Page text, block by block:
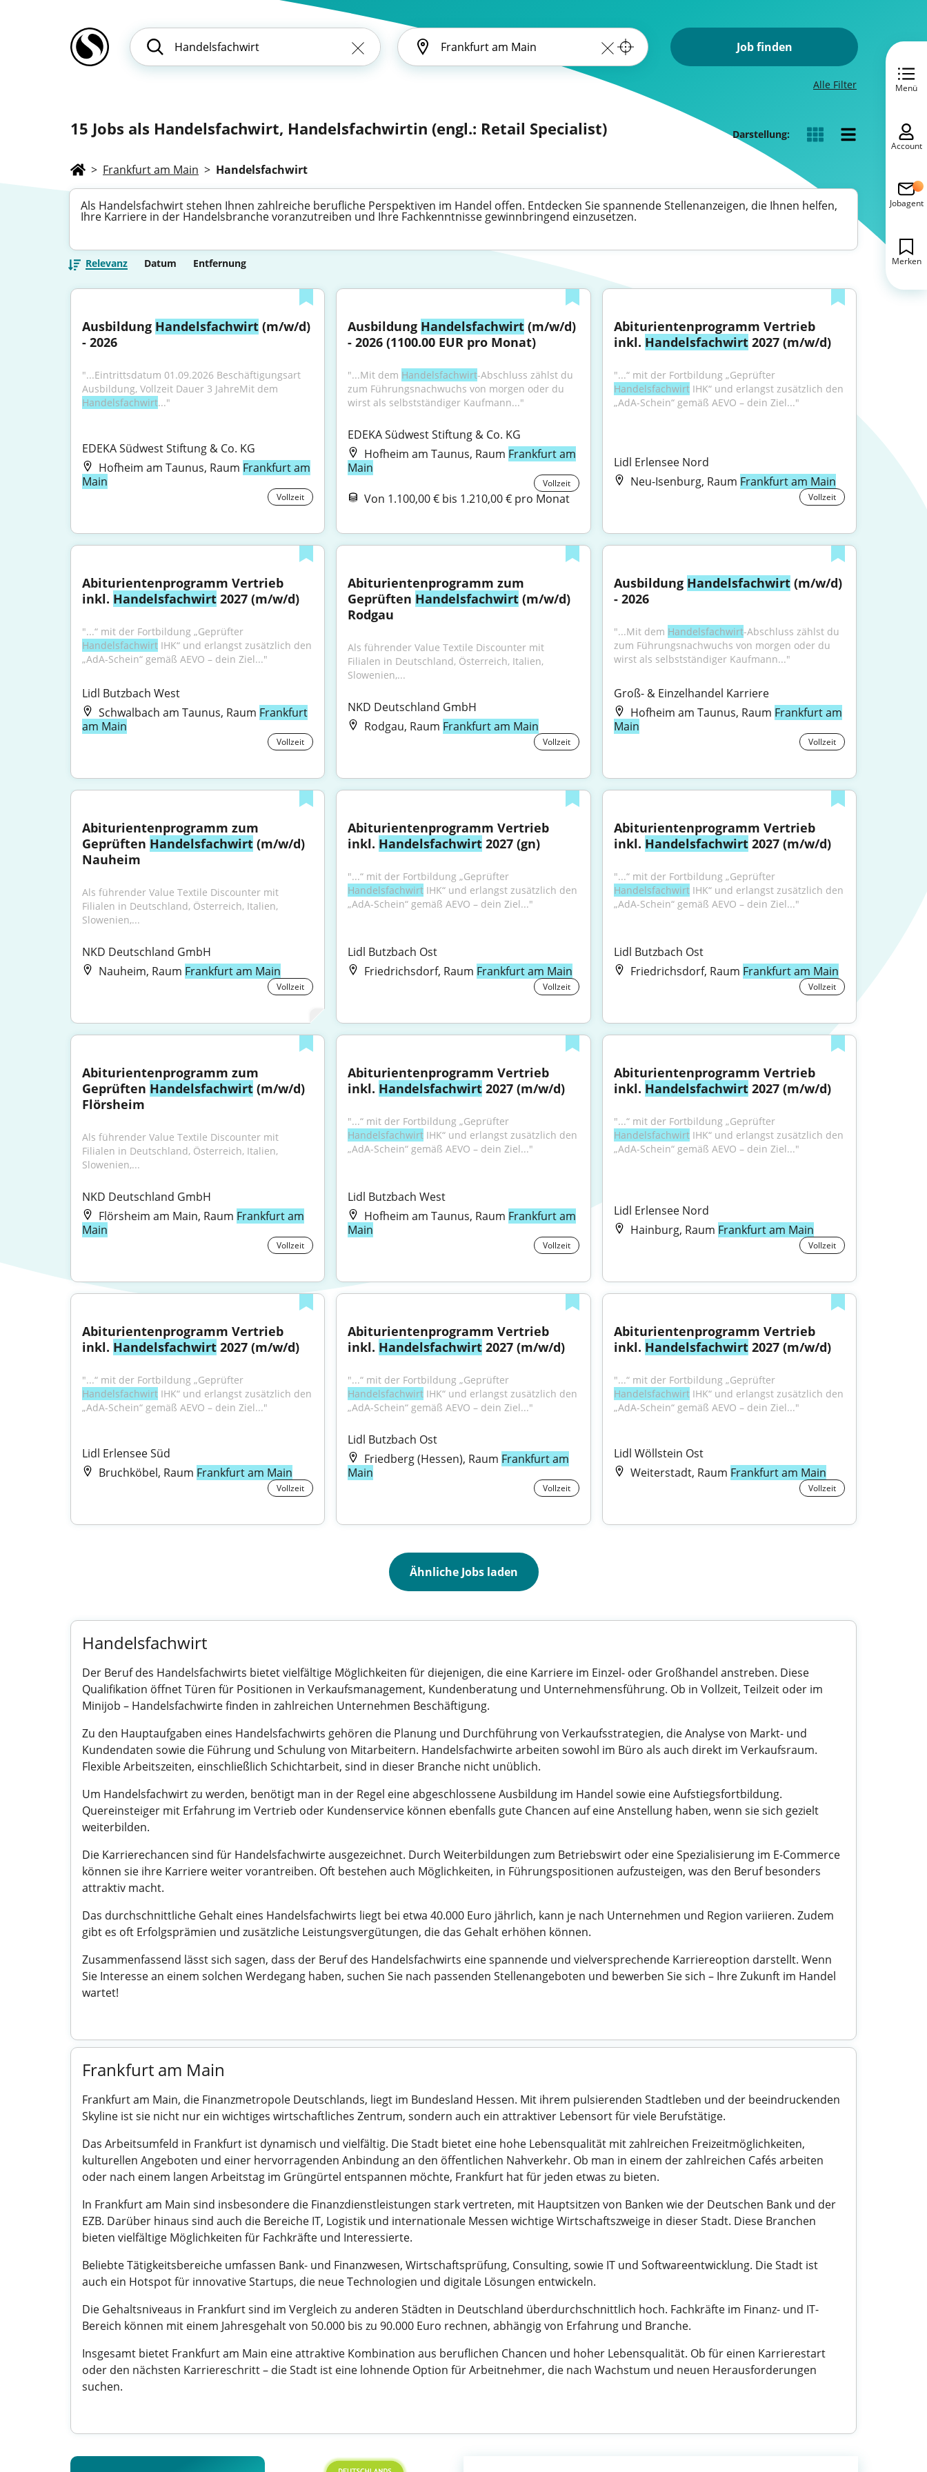
Job finden
Alle Filter
15 Jobs als Handelsfachwirt, Handelsfachwirtin (engl.: Retail Specialist) Darstellung:
> Frankfurt am Main > Handelsfachwirt
Als Handelsfachwirt stehen Ihnen zahlreiche berufliche Perspektiven im Handel offen. Entdecken Sie spannende Stellenanzeigen, die Ihnen helfen,
Ihre Karriere in der Handelsbranche voranzutreiben und Ihre Fachkenntnisse gewinnbringend einzusetzen.
Relevanz Datum Entfernung
Ausbildung Handelsfachwirt (m/w/d)
- 2026
"...Eintrittsdatum 01.09.2026 Beschäftigungsart
Handelsfachwirt..."
EDEKA Südwest Stiftung & Co. KG
Hofheim am Taunus, Raum Frankfurt am
Main
Vollzeit
Ausbildung Handelsfachwirt (m/w/d)
- 2026 (1100.00 EUR pro Monat)
"...Mit dem Handelsfachwirt-Abschluss zählst du
zum Führungsnachwuchs von morgen oder du
wirst als selbstständiger Kaufmann..."
EDEKA Südwest Stiftung & Co. KG
Hofheim am Taunus, Raum Frankfurt am
Main
Vollzeit
Von 1.100,00 € bis 1.210,00 € pro Monat
Abiturientenprogramm Vertrieb
inkl. Handelsfachwirt 2027 (m/w/d)
"...“ mit der Fortbildung „Geprüfter
Handelsfachwirt IHK“ und erlangst zusätzlich den
„AdA-Schein“ gemäß AEVO – dein Ziel..."
Lidl Erlensee Nord
Neu-Isenburg, Raum Frankfurt am Main
Vollzeit
Abiturientenprogramm Vertrieb
inkl. Handelsfachwirt 2027 (m/w/d)
Handelsfachwirt IHK“ und erlangst zusätzlich den
„AdA-Schein“ gemäß AEVO – dein Ziel..."
Lidl Butzbach West
Schwalbach am Taunus, Raum Frankfurt
am Main
Vollzeit
Abiturientenprogramm zum
Geprüften Handelsfachwirt (m/w/d)
Rodgau
Als führender Value Textile Discounter mit
Filialen in Deutschland, Österreich, Italien,
Slowenien,...
NKD Deutschland GmbH
Rodgau, Raum Frankfurt am Main
Vollzeit
Ausbildung Handelsfachwirt (m/w/d)
- 2026
"...Mit dem Handelsfachwirt-Abschluss zählst du
zum Führungsnachwuchs von morgen oder du
wirst als selbstständiger Kaufmann..."
Groß- & Einzelhandel Karriere
Hofheim am Taunus, Raum Frankfurt am
Main
Vollzeit
Abiturientenprogramm zum
Geprüften Handelsfachwirt (m/w/d)
Nauheim
Als führender Value Textile Discounter mit
Filialen in Deutschland, Österreich, Italien,
Slowenien,...
NKD Deutschland GmbH
Nauheim, Raum Frankfurt am Main
Vollzeit
Abiturientenprogramm Vertrieb
inkl. Handelsfachwirt 2027 (gn)
Handelsfachwirt IHK“ und erlangst zusätzlich den
„AdA-Schein“ gemäß AEVO – dein Ziel..."
Lidl Butzbach Ost
Friedrichsdorf, Raum Frankfurt am Main
Vollzeit
Abiturientenprogramm Vertrieb
inkl. Handelsfachwirt 2027 (m/w/d)
"...“ mit der Fortbildung „Geprüfter
Handelsfachwirt IHK“ und erlangst zusätzlich den
„AdA-Schein“ gemäß AEVO – dein Ziel..."
Lidl Butzbach Ost
Friedrichsdorf, Raum Frankfurt am Main
Vollzeit
Abiturientenprogramm zum
Geprüften Handelsfachwirt (m/w/d)
Flörsheim
Als führender Value Textile Discounter mit
Filialen in Deutschland, Österreich, Italien,
Slowenien,...
NKD Deutschland GmbH
Flörsheim am Main, Raum Frankfurt am
Main
Vollzeit
Abiturientenprogramm Vertrieb
inkl. Handelsfachwirt 2027 (m/w/d)
Handelsfachwirt IHK“ und erlangst zusätzlich den
„AdA-Schein“ gemäß AEVO – dein Ziel..."
Lidl Butzbach West
Hofheim am Taunus, Raum Frankfurt am
Main
Vollzeit
Abiturientenprogramm Vertrieb
inkl. Handelsfachwirt 2027 (m/w/d)
"...“ mit der Fortbildung „Geprüfter
Handelsfachwirt IHK“ und erlangst zusätzlich den
„AdA-Schein“ gemäß AEVO – dein Ziel..."
Lidl Erlensee Nord
Hainburg, Raum Frankfurt am Main
Vollzeit
Abiturientenprogramm Vertrieb
inkl. Handelsfachwirt 2027 (m/w/d)
Handelsfachwirt IHK“ und erlangst zusätzlich den
„AdA-Schein“ gemäß AEVO – dein Ziel..."
Lidl Erlensee Süd
Bruchköbel, Raum Frankfurt am Main
Vollzeit
Abiturientenprogramm Vertrieb
inkl. Handelsfachwirt 2027 (m/w/d)
Handelsfachwirt IHK“ und erlangst zusätzlich den
„AdA-Schein“ gemäß AEVO – dein Ziel..."
Lidl Butzbach Ost
Friedberg (Hessen), Raum Frankfurt am
Main
Vollzeit
Abiturientenprogramm Vertrieb
inkl. Handelsfachwirt 2027 (m/w/d)
"...“ mit der Fortbildung „Geprüfter
Handelsfachwirt IHK“ und erlangst zusätzlich den
„AdA-Schein“ gemäß AEVO – dein Ziel..."
Lidl Wöllstein Ost
Weiterstadt, Raum Frankfurt am Main
Vollzeit
Ähnliche Jobs laden
Handelsfachwirt
Der Beruf des Handelsfachwirts bietet vielfältige Möglichkeiten für diejenigen, die eine Karriere im Einzel- oder Großhandel anstreben. Diese
Qualifikation öffnet Türen für Positionen in Verkaufsmanagement, Kundenberatung und Unternehmensführung. Ob in Vollzeit, Teilzeit oder im
Minijob – Handelsfachwirte finden in zahlreichen Unternehmen Beschäftigung.
Zu den Hauptaufgaben eines Handelsfachwirts gehören die Planung und Durchführung von Verkaufsstrategien, die Analyse von Markt- und
Kundendaten sowie die Führung und Schulung von Mitarbeitern. Handelsfachwirte arbeiten sowohl im Büro als auch direkt im Verkaufsraum.
Flexible Arbeitszeiten, einschließlich Schichtarbeit, sind in dieser Branche nicht unüblich.
Um Handelsfachwirt zu werden, benötigt man in der Regel eine abgeschlossene Ausbildung im Handel sowie eine Aufstiegsfortbildung.
Quereinsteiger mit Erfahrung im Vertrieb oder Kundenservice können ebenfalls gute Chancen auf eine Anstellung haben, wenn sie sich gezielt
weiterbilden.
Die Karrierechancen sind für Handelsfachwirte ausgezeichnet. Durch Weiterbildungen zum Betriebswirt oder eine Spezialisierung im E-Commerce
können sie ihre Karriere weiter vorantreiben. Oft bestehen auch Möglichkeiten, in Führungspositionen aufzusteigen, was den Beruf besonders
attraktiv macht.
Das durchschnittliche Gehalt eines Handelsfachwirts liegt bei etwa 40.000 Euro jährlich, kann je nach Unternehmen und Region variieren. Zudem
gibt es oft Erfolgsprämien und zusätzliche Leistungsvergütungen, die das Gehalt erhöhen können.
Zusammenfassend lässt sich sagen, dass der Beruf des Handelsfachwirts eine spannende und vielversprechende Karriereoption darstellt. Wenn
Sie Interesse an einem solchen Werdegang haben, suchen Sie nach passenden Stellenangeboten und bewerben Sie sich – Ihre Zukunft im Handel
wartet!
Frankfurt am Main
Frankfurt am Main, die Finanzmetropole Deutschlands, liegt im Bundesland Hessen. Mit ihrem pulsierenden Stadtleben und der beeindruckenden
Skyline ist sie nicht nur ein wichtiges wirtschaftliches Zentrum, sondern auch ein attraktiver Lebensort für viele Berufstätige.
Das Arbeitsumfeld in Frankfurt ist dynamisch und vielfältig. Die Stadt bietet eine hohe Lebensqualität mit zahlreichen Freizeitmöglichkeiten,
kulturellen Angeboten und einer hervorragenden Anbindung an den öffentlichen Nahverkehr. Ob man in einem der zahlreichen Cafés arbeiten
oder nach einem langen Arbeitstag im Grüngürtel entspannen möchte, Frankfurt hat für jeden etwas zu bieten.
In Frankfurt am Main sind insbesondere die Finanzdienstleistungen stark vertreten, mit Hauptsitzen von Banken wie der Deutschen Bank und der
EZB. Darüber hinaus sind auch die Bereiche IT, Logistik und internationale Messen wichtige Wirtschaftszweige in dieser Stadt. Diese Branchen
bieten vielfältige Möglichkeiten für Fachkräfte und Interessierte.
Beliebte Tätigkeitsbereiche umfassen Bank- und Finanzwesen, Wirtschaftsprüfung, Consulting, sowie IT und Softwareentwicklung. Die Stadt ist
auch ein Hotspot für innovative Startups, die neue Technologien und digitale Lösungen entwickeln.
Die Gehaltsniveaus in Frankfurt sind im Vergleich zu anderen Städten in Deutschland überdurchschnittlich hoch. Fachkräfte im Finanz- und IT-
Bereich können mit einem Jahresgehalt von 50.000 bis zu 90.000 Euro rechnen, abhängig von Erfahrung und Branche.
Insgesamt bietet Frankfurt am Main eine attraktive Kombination aus beruflichen Chancen und hoher Lebensqualität. Ob für einen Karrierestart
oder den nächsten Karriereschritt – die Stadt ist eine lohnende Option für Arbeitnehmer, die nach Wachstum und neuen Herausforderungen
suchen.
Menü
Account
Jobagent
Merken